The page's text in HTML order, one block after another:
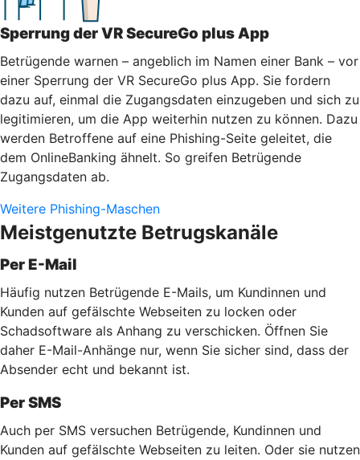
Sperrung der VR SecureGo plus App
Betrügende warnen – angeblich im Namen einer Bank – vor
einer Sperrung der VR SecureGo plus App. Sie fordern
dazu auf, einmal die Zugangsdaten einzugeben und sich zu
legitimieren, um die App weiterhin nutzen zu können. Dazu
werden Betroffene auf eine Phishing-Seite geleitet, die
dem OnlineBanking ähnelt. So greifen Betrügende
Zugangsdaten ab.
Weitere Phishing-Maschen
Meistgenutzte Betrugskanäle
Per E-Mail
Häufig nutzen Betrügende E-Mails, um Kundinnen und
Kunden auf gefälschte Webseiten zu locken oder
Schadsoftware als Anhang zu verschicken. Öffnen Sie
daher E-Mail-Anhänge nur, wenn Sie sicher sind, dass der
Absender echt und bekannt ist.
Per SMS
Auch per SMS versuchen Betrügende, Kundinnen und
Kunden auf gefälschte Webseiten zu leiten. Oder sie nutzen